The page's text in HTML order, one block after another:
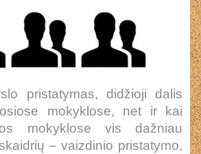
pristatymas, didžioji dalis
mokyklose, net ir kai
mokyklose vis dažniau
– vaizdinio pristatymo,